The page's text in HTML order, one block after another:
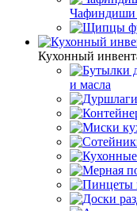
Чафиндиши
Кухонный
и масла